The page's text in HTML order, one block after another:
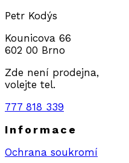
Petr Kodýs
Kounicova 66
602 00 Brno
Zde není prodejna,
volejte tel.
777 818 339
Informace
Ochrana soukromí